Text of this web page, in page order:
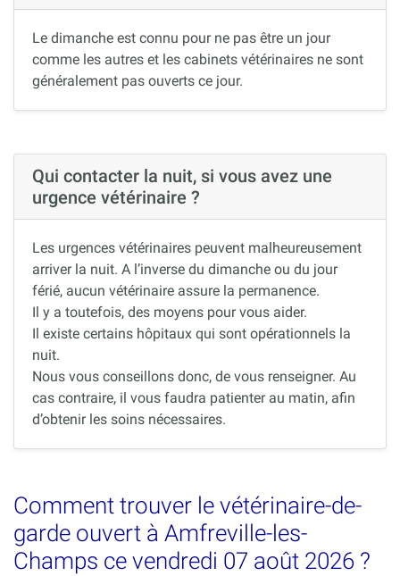
Le dimanche est connu pour ne pas être un jour
comme les autres et les cabinets vétérinaires ne sont
généralement pas ouverts ce jour.
Qui contacter la nuit, si vous avez une
urgence vétérinaire ?
Les urgences vétérinaires peuvent malheureusement
arriver la nuit. A l’inverse du dimanche ou du jour
férié, aucun vétérinaire assure la permanence.
Il y a toutefois, des moyens pour vous aider.
Il existe certains hôpitaux qui sont opérationnels la
nuit.
Nous vous conseillons donc, de vous renseigner. Au
cas contraire, il vous faudra patienter au matin, afin
d’obtenir les soins nécessaires.
Comment trouver le vétérinaire-de-
garde ouvert à Amfreville-les-
Champs ce vendredi 07 août 2026 ?